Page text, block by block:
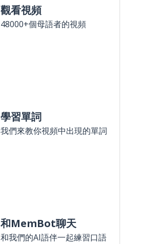
觀看視頻
48000+個母語者的視頻
學習單詞
我們來教你視頻中出現的單詞
和MemBot聊天
和我們的AI語伴一起練習口語